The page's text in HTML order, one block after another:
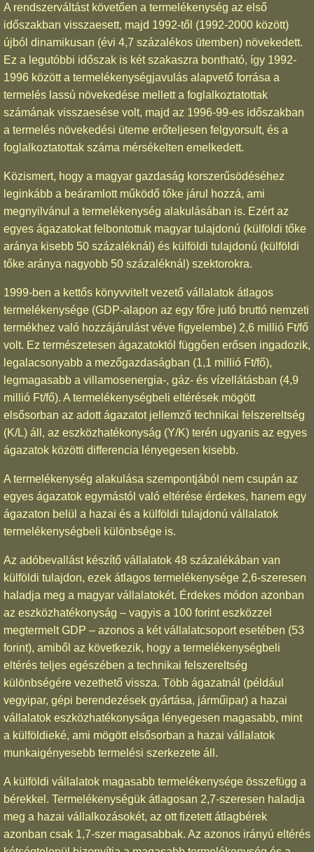
A rendszerváltást követően a termelékenység az első
időszakban visszaesett, majd 1992-től (1992-2000 között)
újból dinamikusan (évi 4,7 százalékos ütemben) növekedett.
Ez a legutóbbi időszak is két szakaszra bontható, így 1992-
1996 között a termelékenységjavulás alapvető forrása a
termelés lassú növekedése mellett a foglalkoztatottak
számának visszaesése volt, majd az 1996-99-es időszakban
a termelés növekedési üteme erőteljesen felgyorsult, és a
foglalkoztatottak száma mérsékelten emelkedett.
Közismert, hogy a magyar gazdaság korszerűsödéséhez
leginkább a beáramlott működő tőke járul hozzá, ami
megnyilvánul a termelékenység alakulásában is. Ezért az
egyes ágazatokat felbontottuk magyar tulajdonú (külföldi tőke
aránya kisebb 50 százaléknál) és külföldi tulajdonú (külföldi
tőke aránya nagyobb 50 százaléknál) szektorokra.
1999-ben a kettős könyvvitelt vezető vállalatok átlagos
termelékenysége (GDP-alapon az egy főre jutó bruttó nemzeti
termékhez való hozzájárulást véve figyelembe) 2,6 millió Ft/fő
volt. Ez természetesen ágazatoktól függően erősen ingadozik,
legalacsonyabb a mezőgazdaságban (1,1 millió Ft/fő),
legmagasabb a villamosenergia-, gáz- és vízellátásban (4,9
millió Ft/fő). A termelékenységbeli eltérések mögött
elsősorban az adott ágazatot jellemző technikai felszereltség
(K/L) áll, az eszközhatékonyság (Y/K) terén ugyanis az egyes
ágazatok közötti differencia lényegesen kisebb.
A termelékenység alakulása szempontjából nem csupán az
egyes ágazatok egymástól való eltérése érdekes, hanem egy
ágazaton belül a hazai és a külföldi tulajdonú vállalatok
termelékenységbeli különbsége is.
Az adóbevallást készítő vállalatok 48 százalékában van
külföldi tulajdon, ezek átlagos termelékenysége 2,6-szeresen
haladja meg a magyar vállalatokét. Érdekes módon azonban
az eszközhatékonyság – vagyis a 100 forint eszközzel
megtermelt GDP – azonos a két vállalatcsoport esetében (53
forint), amiből az következik, hogy a termelékenységbeli
eltérés teljes egészében a technikai felszereltség
különbségére vezethető vissza. Több ágazatnál (például
vegyipar, gépi berendezések gyártása, járműipar) a hazai
vállalatok eszközhatékonysága lényegesen magasabb, mint
a külföldieké, ami mögött elsősorban a hazai vállalatok
munkaigényesebb termelési szerkezete áll.
A külföldi vállalatok magasabb termelékenysége összefügg a
bérekkel. Termelékenységük átlagosan 2,7-szeresen haladja
meg a hazai vállalkozásokét, az ott fizetett átlagbérek
azonban csak 1,7-szer magasabbak. Az azonos irányú eltérés